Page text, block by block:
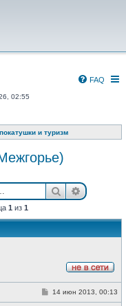
FAQ
02:55
и туризм
Поиск
1 из 1
е
в
с
С14 июн 2013, 00:13